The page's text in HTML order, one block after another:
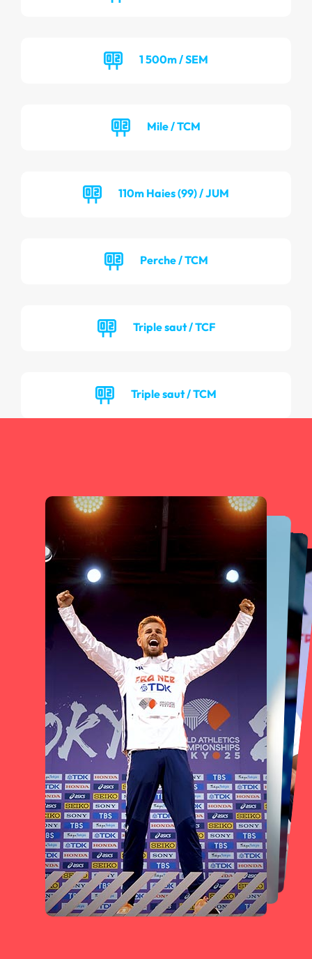
1 500m / SEM
Mile / TCM
110m Haies (99) / JUM
Perche / TCM
Triple saut / TCF
Triple saut / TCM